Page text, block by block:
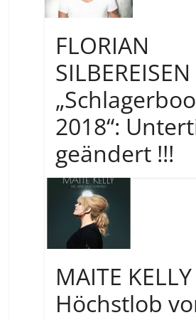
FLORIAN
SILBEREISEN
2018“:
geändert !!!
MAITE KELLY
Höchstlob